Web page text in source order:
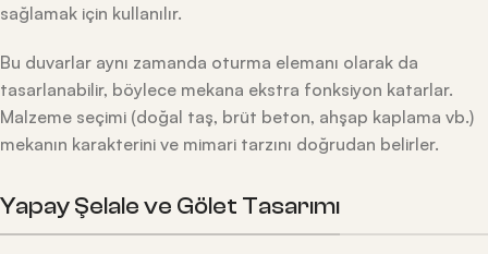
sağlamak için kullanılır.
Bu duvarlar aynı zamanda oturma elemanı olarak da
tasarlanabilir, böylece mekana ekstra fonksiyon katarlar.
Malzeme seçimi (doğal taş, brüt beton, ahşap kaplama vb.)
mekanın karakterini ve mimari tarzını doğrudan belirler.
Yapay Şelale ve Gölet Tasarımı